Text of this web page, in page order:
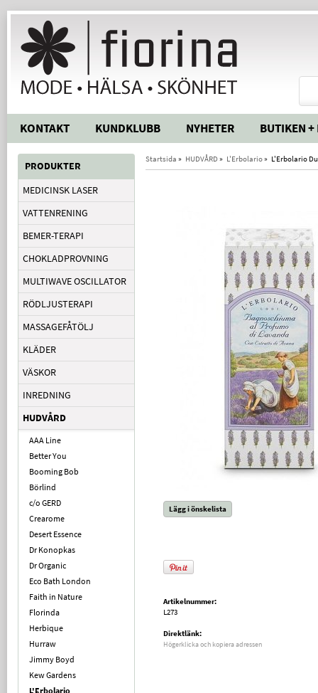
KONTAKT KUNDKLUBB NYHETER BUTIKEN +
PRODUKTER
MEDICINSK LASER
VATTENRENING
BEMER-TERAPI
CHOKLADPROVNING
MULTIWAVE OSCILLATOR
RÖDLJUSTERAPI
MASSAGEFÅTÖLJ
KLÄDER
VÄSKOR
INREDNING
HUDVÅRD
AAA Line
Better You
Booming Bob
Börlind
c/o GERD
Crearome
Desert Essence
Dr Konopkas
Dr Organic
Eco Bath London
Faith in Nature
Florinda
Herbique
Hurraw
Jimmy Boyd
Kew Gardens
L'Erbolario
Startsida » HUDVÅRD» L'Erbolario» L'Erbolario
Lägg i önskelista
Artikelnummer:
L273
Direktlänk:
Högerklicka och kopiera adressen